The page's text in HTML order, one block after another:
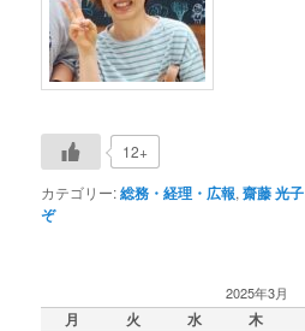
12+
カテゴリー:総務・経理・広報,齋藤 光子
ぞ
2025年3月
月 火 水 木